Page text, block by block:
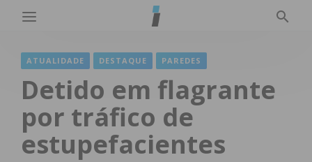
ATUALIDADE DESTAQUE PAREDES
Detido em flagrante
por tráfico de
estupefacientes